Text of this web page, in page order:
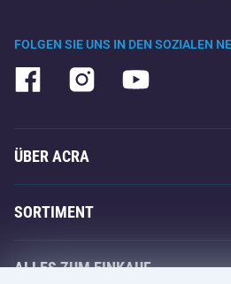
FOLGEN SIE UNS IN DEN SOZIALEN
ÜBER ACRA
Über uns
Acra-Garantie
Kontakte
SORTIMENT
Fitness und Krafttraining
ALLES ZUM EINKAUF